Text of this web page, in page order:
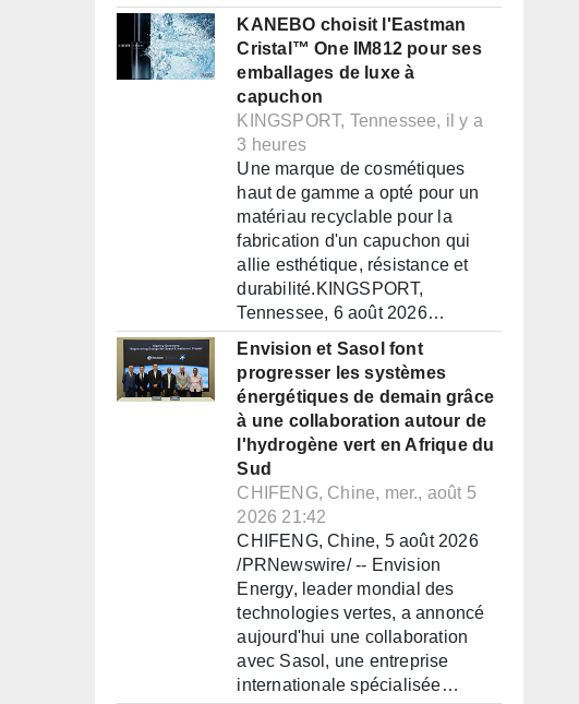
KANEBO choisit l'Eastman
Cristal™ One IM812 pour ses
emballages de luxe à
capuchon
KINGSPORT, Tennessee, il y a
3 heures
Une marque de cosmétiques
haut de gamme a opté pour un
matériau recyclable pour la
fabrication d'un capuchon qui
allie esthétique, résistance et
durabilité.KINGSPORT,
Tennessee, 6 août 2026…
Envision et Sasol font
progresser les systèmes
énergétiques de demain grâce
à une collaboration autour de
l'hydrogène vert en Afrique du
Sud
CHIFENG, Chine, mer., août 5
2026 21:42
CHIFENG, Chine, 5 août 2026
/PRNewswire/ -- Envision
Energy, leader mondial des
technologies vertes, a annoncé
aujourd'hui une collaboration
avec Sasol, une entreprise
internationale spécialisée…